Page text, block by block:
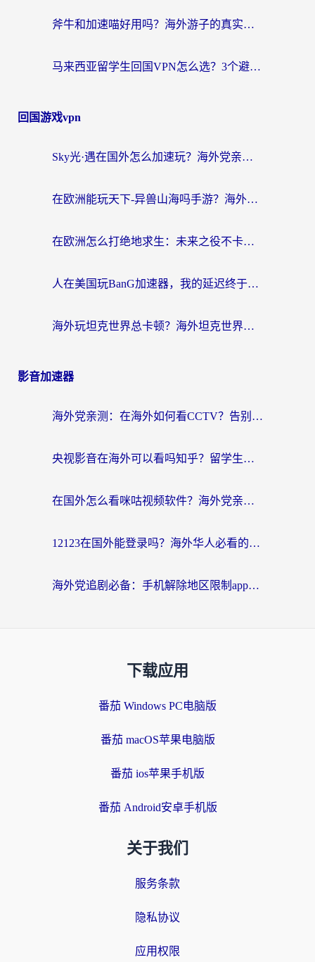
斧牛和加速喵好用吗？海外游子的真实选择困境
马来西亚留学生回国VPN怎么选？3个避坑点+1款实测好用的加速器推荐
回国游戏vpn
Sky光·遇在国外怎么加速玩？海外党亲测有效的国服游戏加速指南
在欧洲能玩天下-异兽山海吗手游？海外玩家的加速器生存指南
在欧洲怎么打绝地求生：未来之役不卡？留学生亲测的加速器避坑指南
人在美国玩BanG加速器，我的延迟终于绿了
海外玩坦克世界总卡顿？海外坦克世界加速器有哪些？实测好用的选择在这里
影音加速器
海外党亲测：在海外如何看CCTV？告别“仅限大陆播放”的实用指南
央视影音在海外可以看吗知乎？留学生亲测：3步解决地域限制+追剧自由
在国外怎么看咪咕视频软件？海外党亲测有效的回国加速方案
12123在国外能登录吗？海外华人必看的回国加速实用指南
海外党追剧必备：手机解除地区限制app怎么选？解决央视视频&国内剧地区限制全指南
下载应用
番茄 Windows PC电脑版
番茄 macOS苹果电脑版
番茄 ios苹果手机版
番茄 Android安卓手机版
关于我们
服务条款
隐私协议
应用权限